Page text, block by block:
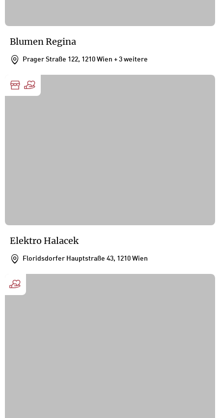
Blumen Regina
Prager Straße 122, 1210 Wien + 3 weitere
Elektro Halacek
Floridsdorfer Hauptstraße 43, 1210 Wien